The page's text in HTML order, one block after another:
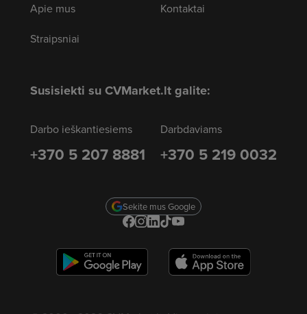
Apie mus
Straipsniai
Kontaktai
Susisiekti su CVMarket.lt galite:
Darbo ieškantiesiems
+370 5 207 8881
Darbdaviams
+370 5 219 0032
Sekite mus Google